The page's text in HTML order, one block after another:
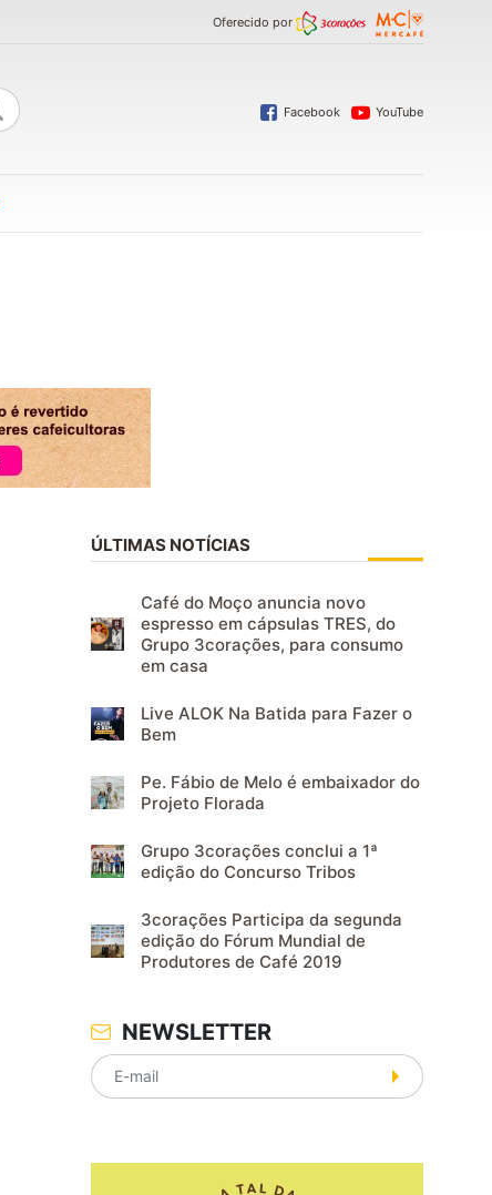
Oferecido por
Facebook YouTube
ÚLTIMAS NOTÍCIAS
Café do Moço anuncia novo
espresso em cápsulas TRES, do
Grupo 3corações, para consumo
em casa
Live ALOK Na Batida para Fazer o
Bem
Pe. Fábio de Melo é embaixador do
Projeto Florada
Grupo 3corações conclui a 1ª
edição do Concurso Tribos
3corações Participa da segunda
edição do Fórum Mundial de
Produtores de Café 2019
NEWSLETTER